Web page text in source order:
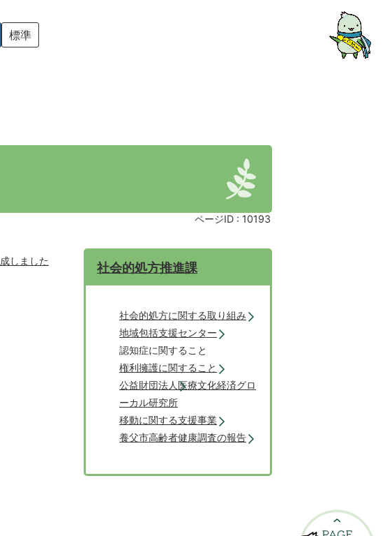
標準
ページID : 10193
しました 社会的処方推進課
社会的処方に関する取り組み
地域包括支援センター
認知症に関すること
権利擁護に関すること
公益財団法人医療文化経済グロ
ーカル研究所
移動に関する支援事業
養父市高齢者健康調査の報告